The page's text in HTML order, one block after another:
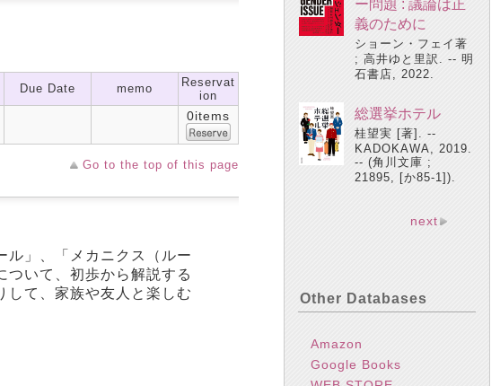
Due Date memo
Reservat
ion
0items
Go to the top of this page
ル」、「メカニクス（ルー
ついて、初歩から解説する
して、家族や友人と楽しむ
ー問題 : 議論は正
義のために
ショーン・フェイ著
; 高井ゆと里訳. -- 明
石書店, 2022.
総選挙ホテル
桂望実 [著]. --
KADOKAWA, 2019.
-- (角川文庫 ;
21895, [か85-1]).
next
Other Databases
Amazon
Google Books